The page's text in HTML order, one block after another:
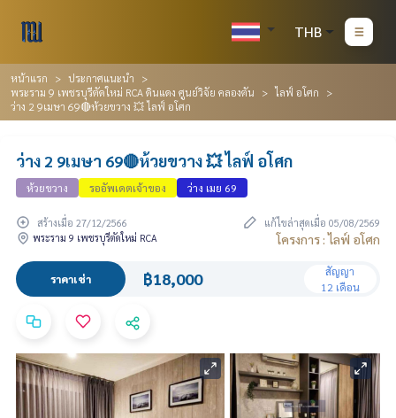
THB
หน้าแรก
ประกาศแนะนำ
พระราม 9 เพชรบุรีตัดใหม่ RCA ดินแดง ศูนย์วิจัย คลองตัน
ไลฟ์ อโศก
ว่าง 2 9เมษา 69🔴ห้วยขวาง 💥 ไลฟ์ อโศก
ว่าง 2 9เมษา 69🔴ห้วยขวาง 💥 ไลฟ์ อโศก
ห้วยขวาง รออัพเดตเจ้าของ ว่าง เมย 69
สร้างเมื่อ 27/12/2566
แก้ไขล่าสุดเมื่อ 05/08/2569
พระราม 9 เพชรบุรีตัดใหม่ RCA
โครงการ : ไลฟ์ อโศก
ราคาเช่า ฿18,000
สัญญา
12 เดือน